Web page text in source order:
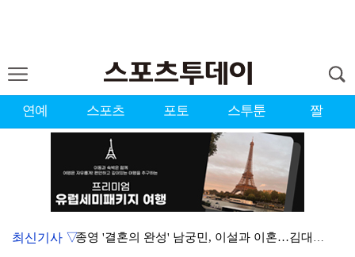
연예 스포츠 포토 스투툰 짤
종영 '결혼의 완성' 남궁민, 이설과 이혼…김대명·우지…
최신기사 ▽